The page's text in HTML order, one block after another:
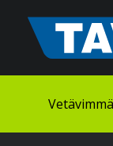
sisältöön